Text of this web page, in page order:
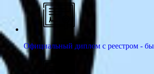
Официальный диплом с реестром -